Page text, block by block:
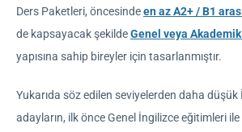
Ders Paketleri, öncesindeen az A2+ / B1
de kapsayacak şekildeGenel veya
yapısına sahip bireyler için tasarlanmıştır.
Yukarıda söz edilen seviyelerden daha
adayların, ilk önce Genel İngilizce eğitimleri ile